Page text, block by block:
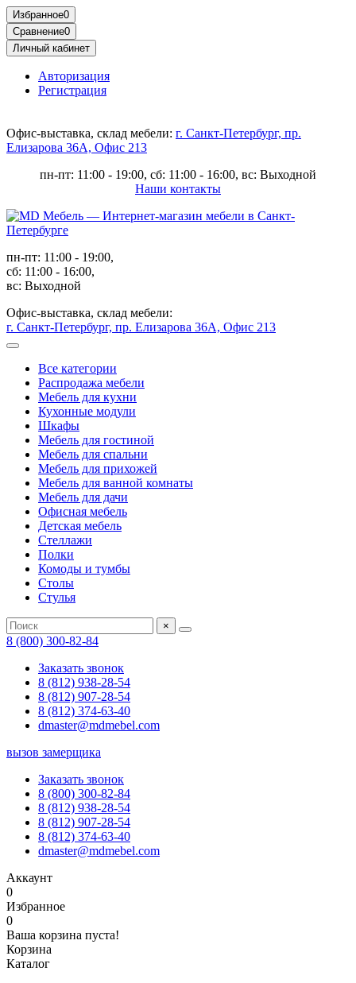
Избранное0
Сравнение0
Личный кабинет
Авторизация
Регистрация
Офис-выставка, склад мебели: г. Санкт-Петербург, пр.
Елизарова 36А, Офис 213
пн-пт: 11:00 - 19:00, сб: 11:00 - 16:00, вс: Выходной
Наши контакты
пн-пт: 11:00 - 19:00,
сб: 11:00 - 16:00,
вс: Выходной
Офис-выставка, склад мебели:
г. Санкт-Петербург, пр. Елизарова 36А, Офис 213
Все категории
Распродажа мебели
Мебель для кухни
Кухонные модули
Шкафы
Мебель для гостиной
Мебель для спальни
Мебель для прихожей
Мебель для ванной комнаты
Мебель для дачи
Офисная мебель
Детская мебель
Стеллажи
Полки
Комоды и тумбы
Столы
Стулья
×
8 (800) 300-82-84
Заказать звонок
8 (812) 938-28-54
8 (812) 907-28-54
8 (812) 374-63-40
dmaster@mdmebel.com
вызов замерщика
Заказать звонок
8 (800) 300-82-84
8 (812) 938-28-54
8 (812) 907-28-54
8 (812) 374-63-40
dmaster@mdmebel.com
Аккаунт
0
Избранное
0
Ваша корзина пуста!
Корзина
Каталог